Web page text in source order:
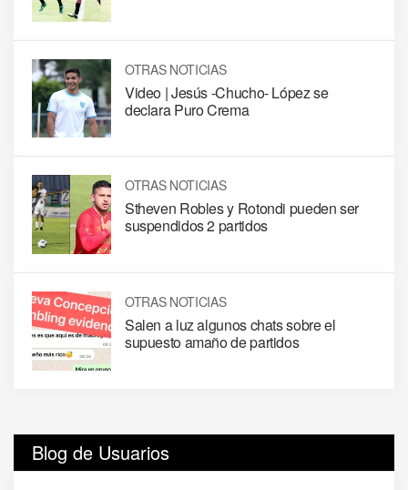
OTRAS NOTICIAS
Video | Jesús -Chucho- López se
declara Puro Crema
OTRAS NOTICIAS
Stheven Robles y Rotondi pueden ser
suspendidos 2 partidos
OTRAS NOTICIAS
Salen a luz algunos chats sobre el
supuesto amaño de partidos
Blog de Usuarios